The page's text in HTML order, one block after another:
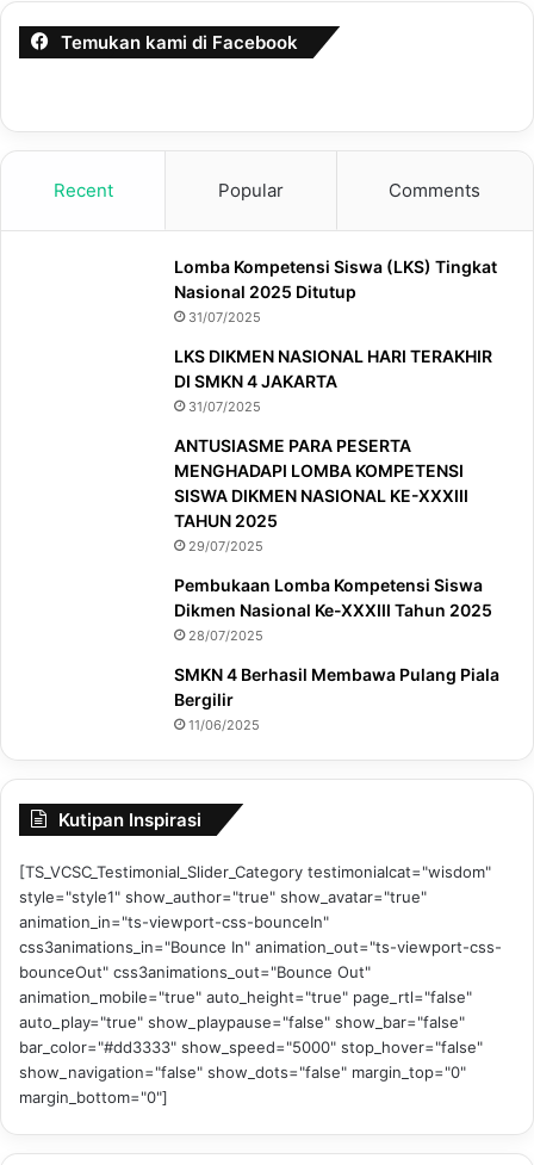
Temukan kami di Facebook
Recent Popular Comments
Lomba Kompetensi Siswa (LKS) Tingkat
Nasional 2025 Ditutup
31/07/2025
LKS DIKMEN NASIONAL HARI TERAKHIR
DI SMKN 4 JAKARTA
31/07/2025
ANTUSIASME PARA PESERTA
MENGHADAPI LOMBA KOMPETENSI
SISWA DIKMEN NASIONAL KE-XXXIII
TAHUN 2025
29/07/2025
Pembukaan Lomba Kompetensi Siswa
Dikmen Nasional Ke-XXXIII Tahun 2025
28/07/2025
SMKN 4 Berhasil Membawa Pulang Piala
Bergilir
11/06/2025
Kutipan Inspirasi
[TS_VCSC_Testimonial_Slider_Category testimonialcat="wisdom"
style="style1" show_author="true" show_avatar="true"
animation_in="ts-viewport-css-bounceIn"
css3animations_in="Bounce In" animation_out="ts-viewport-css-
bounceOut" css3animations_out="Bounce Out"
animation_mobile="true" auto_height="true" page_rtl="false"
auto_play="true" show_playpause="false" show_bar="false"
bar_color="#dd3333" show_speed="5000" stop_hover="false"
show_navigation="false" show_dots="false" margin_top="0"
margin_bottom="0"]